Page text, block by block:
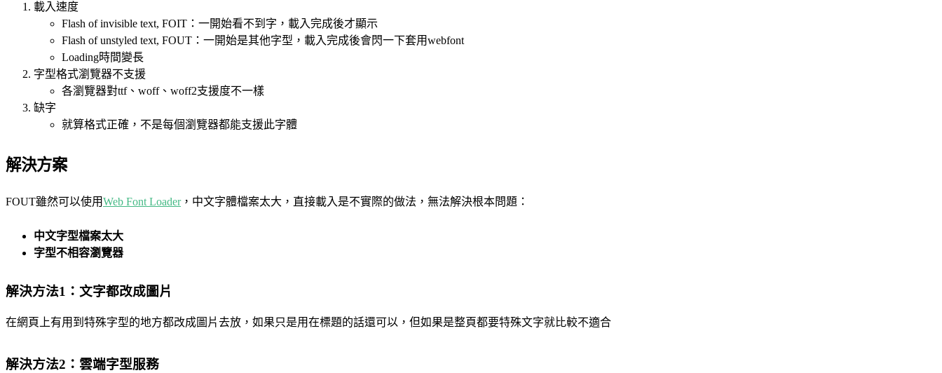
載入速度
Flash of invisible text, FOIT：一開始看不到字，載入完成後才顯示
Flash of unstyled text, FOUT：一開始是其他字型，載入完成後會閃一下套用webfont
Loading時間變長
字型格式瀏覽器不支援
各瀏覽器對ttf、woff、woff2支援度不一樣
缺字
就算格式正確，不是每個瀏覽器都能支援此字體
解決方案
FOUT雖然可以使用Web Font Loader，中文字體檔案太大，直接載入是不實際的做法，無法解決根本問題：
中文字型檔案太大
字型不相容瀏覽器
解決方法1：文字都改成圖片
在網頁上有用到特殊字型的地方都改成圖片去放，如果只是用在標題的話還可以，但如果是整頁都要特殊文字就比較不適合
解決方法2：雲端字型服務